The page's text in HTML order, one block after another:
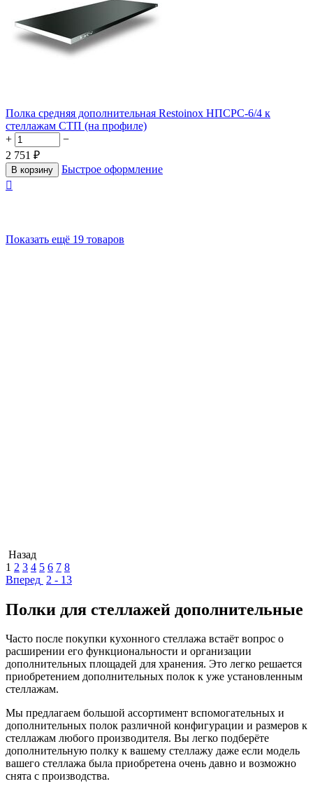
Полка средняя дополнительная Restoinox НПСРС-6/4 к
стеллажам СТП (на профиле)
+
−
2 751 ₽
В корзину
Быстрое оформление

Показать ещё 19 товаров
Назад
1 2 3 4 5 6 7 8
Вперед 2 - 13
Полки для стеллажей дополнительные
Часто после покупки кухонного стеллажа встаёт вопрос о
расширении его функциональности и организации
дополнительных площадей для хранения. Это легко решается
приобретением дополнительных полок к уже установленным
стеллажам.
Мы предлагаем большой ассортимент вспомогательных и
дополнительных полок различной конфигурации и размеров к
стеллажам любого производителя. Вы легко подберёте
дополнительную полку к вашему стеллажу даже если модель
вашего стеллажа была приобретена очень давно и возможно
снята с производства.